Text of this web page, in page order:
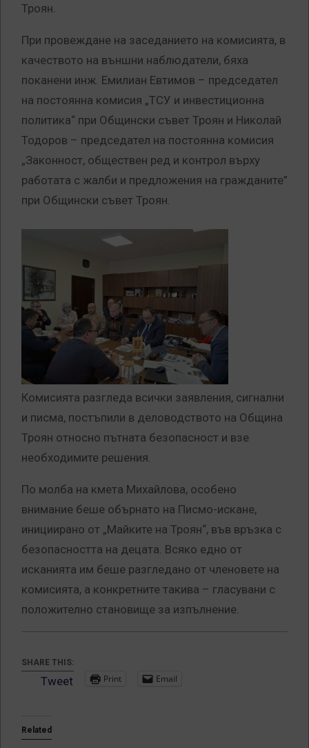
Троян.
При провеждане на заседанието на комисията, в
качеството на външни наблюдатели, бяха
поканени инж. Емилиан Евтимов – председател
на постоянна комисия „ТСУ и инвестиционна
политика“ при Общински съвет Троян и Николай
Тодоров – председател на постоянна комисия
„Законност, обществен ред и контрол върху
работата с жалби и предложения на гражданите”
при Общински съвет Троян.
Комисията разгледа всички заявления, сигнални
и писма, постъпили в деловодството на Община
Троян относно пътната безопасност и взе
необходимите решения.
По молба на кмета Михайлова, особено
внимание беше обърнато на Писмо-искане,
инициирано от „Майките на Троян“, във връзка с
безопасността на децата. Всяко едно от
исканията им беше разгледано от членовете на
комисията, а конкретните такива – гласувани с
положително становище за изпълнение.
SHARE THIS:
Tweet Print Email
Related